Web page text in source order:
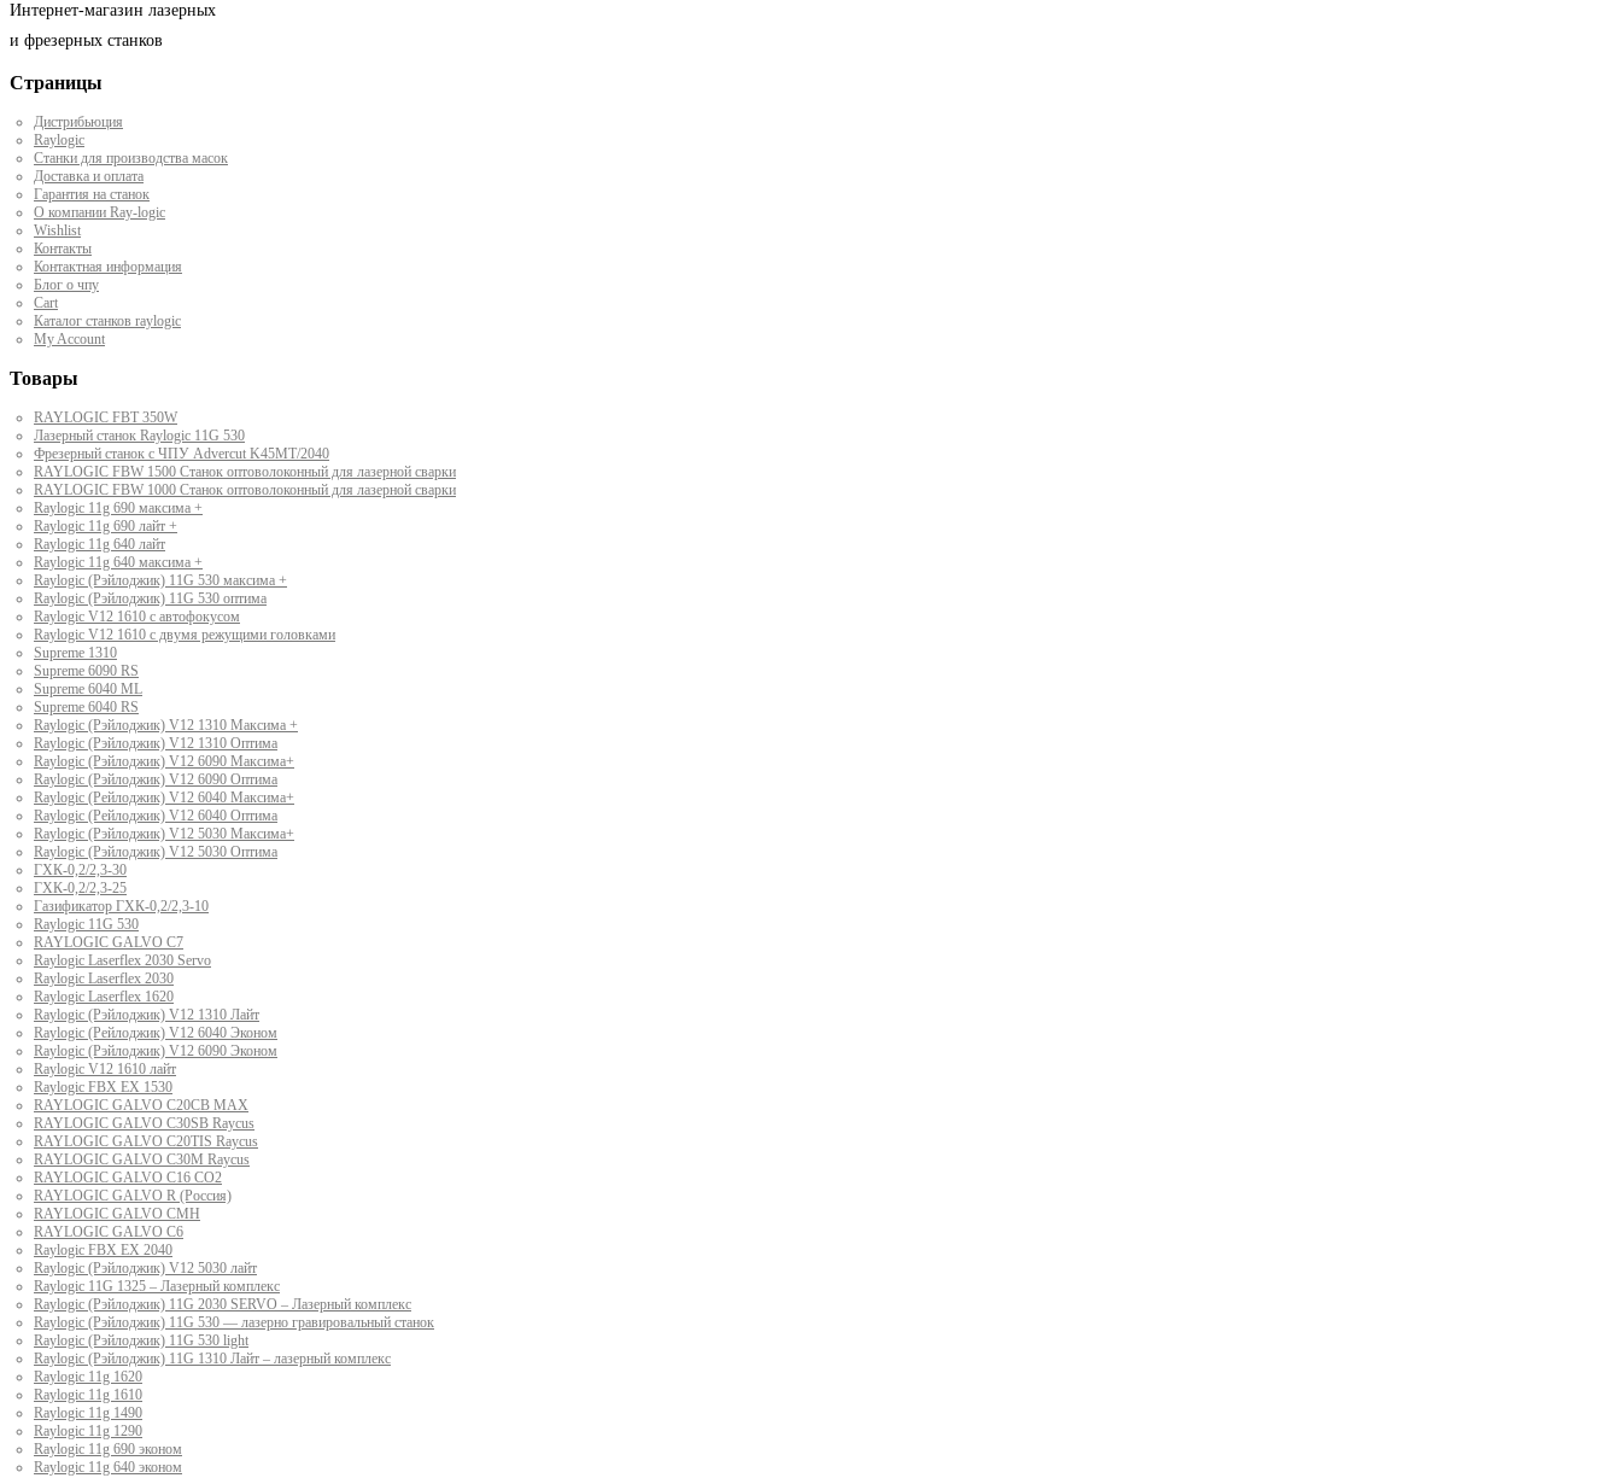
Интернет-магазин лазерных
и фрезерных станков
Страницы
Дистрибьюция
Raylogic
Станки для производства масок
Доставка и оплата
Гарантия на станок
О компании Ray-logic
Wishlist
Контакты
Контактная информация
Блог о чпу
Cart
Каталог станков raylogic
My Account
Товары
RAYLOGIC FBT 350W
Лазерный станок Raylogic 11G 530
Фрезерный станок с ЧПУ Advercut K45MT/2040
RAYLOGIC FBW 1500 Станок оптоволоконный для лазерной сварки
RAYLOGIC FBW 1000 Станок оптоволоконный для лазерной сварки
Raylogic 11g 690 максима +
Raylogic 11g 690 лайт +
Raylogic 11g 640 лайт
Raylogic 11g 640 максима +
Raylogic (Рэйлоджик) 11G 530 максима +
Raylogic (Рэйлоджик) 11G 530 оптима
Raylogic V12 1610 с автофокусом
Raylogic V12 1610 с двумя режущими головками
Supreme 1310
Supreme 6090 RS
Supreme 6040 ML
Supreme 6040 RS
Raylogic (Рэйлоджик) V12 1310 Максима +
Raylogic (Рэйлоджик) V12 1310 Оптима
Raylogic (Рэйлоджик) V12 6090 Максима+
Raylogic (Рэйлоджик) V12 6090 Оптима
Raylogic (Рейлоджик) V12 6040 Максима+
Raylogic (Рейлоджик) V12 6040 Оптима
Raylogic (Рэйлоджик) V12 5030 Максима+
Raylogic (Рэйлоджик) V12 5030 Оптима
ГХК-0,2/2,3-30
ГХК-0,2/2,3-25
Газификатор ГХК-0,2/2,3-10
Raylogic 11G 530
RAYLOGIC GALVO С7
Raylogic Laserflex 2030 Servo
Raylogic Laserflex 2030
Raylogic Laserflex 1620
Raylogic (Рэйлоджик) V12 1310 Лайт
Raylogic (Рейлоджик) V12 6040 Эконом
Raylogic (Рэйлоджик) V12 6090 Эконом
Raylogic V12 1610 лайт
Raylogic FBX EX 1530
RAYLOGIC GALVO С20CB MAX
RAYLOGIC GALVO С30SB Raycus
RAYLOGIC GALVO C20TIS Raycus
RAYLOGIC GALVO С30M Raycus
RAYLOGIC GALVO С16 CO2
RAYLOGIC GALVO R (Россия)
RAYLOGIC GALVO CMH
RAYLOGIC GALVO С6
Raylogic FBX EX 2040
Raylogic (Рэйлоджик) V12 5030 лайт
Raylogic 11G 1325 – Лазерный комплекс
Raylogic (Рэйлоджик) 11G 2030 SERVO – Лазерный комплекс
Raylogic (Рэйлоджик) 11G 530 — лазерно гравировальный станок
Raylogic (Рэйлоджик) 11G 530 light
Raylogic (Рэйлоджик) 11G 1310 Лайт – лазерный комплекс
Raylogic 11g 1620
Raylogic 11g 1610
Raylogic 11g 1490
Raylogic 11g 1290
Raylogic 11g 690 эконом
Raylogic 11g 640 эконом